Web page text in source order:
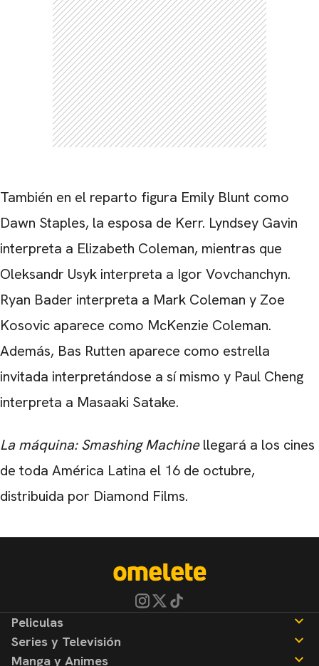
También en el reparto figura Emily Blunt como
Dawn Staples, la esposa de Kerr. Lyndsey Gavin
interpreta a Elizabeth Coleman, mientras que
Oleksandr Usyk interpreta a Igor Vovchanchyn.
Ryan Bader interpreta a Mark Coleman y Zoe
Kosovic aparece como McKenzie Coleman.
Además, Bas Rutten aparece como estrella
invitada interpretándose a sí mismo y Paul Cheng
interpreta a Masaaki Satake.
La máquina: Smashing Machinellegará a los cines
de toda América Latina el 16 de octubre,
distribuida por Diamond Films.
Peliculas
Noticias
Series y Televisión
Manga y Animes